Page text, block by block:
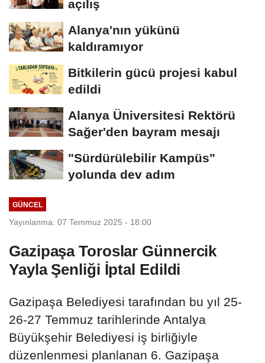
açılış
Alanya'nın yükünü
kaldıramıyor
Bitkilerin gücü projesi kabul
edildi
Alanya Üniversitesi Rektörü
Sağer'den bayram mesajı
"Sürdürülebilir Kampüs"
yolunda dev adım
GÜNCEL
Yayınlanma: 07 Temmuz 2025 - 18:00
Gazipaşa Toroslar Günnercik
Yayla Şenliği İptal Edildi
Gazipaşa Belediyesi tarafından bu yıl 25-
26-27 Temmuz tarihlerinde Antalya
Büyükşehir Belediyesi iş birliğiyle
düzenlenmesi planlanan 6. Gazipaşa